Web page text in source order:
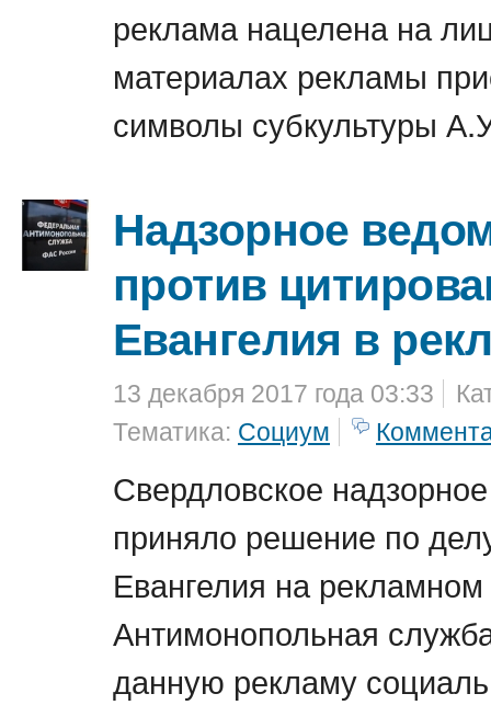
реклама нацелена на
материалах рекламы
символы субкультуры
Надзорное
против
Евангелия в
13 декабря 2017 года 03:33
Тематика: Социум
Свердловское
приняло решение по
Евангелия на
Антимонопольная
данную рекламу